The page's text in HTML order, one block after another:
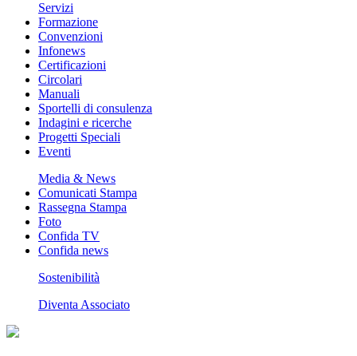
Servizi
Formazione
Convenzioni
Infonews
Certificazioni
Circolari
Manuali
Sportelli di consulenza
Indagini e ricerche
Progetti Speciali
Eventi
Media & News
Comunicati Stampa
Rassegna Stampa
Foto
Confida TV
Confida news
Sostenibilità
Diventa Associato